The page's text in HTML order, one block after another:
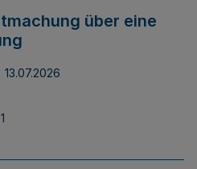
über eine
13.07.2026